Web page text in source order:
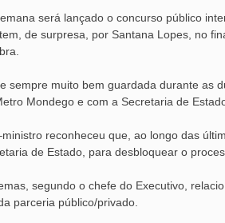
será lançado o concurso público
de surpresa, por Santana Lopes, no
sempre muito bem guardada durante as
Mondego e com a Secretaria de
reconheceu que, ao longo das
de Estado, para desbloquear o
segundo o chefe do Executivo,
parceria público/privado.